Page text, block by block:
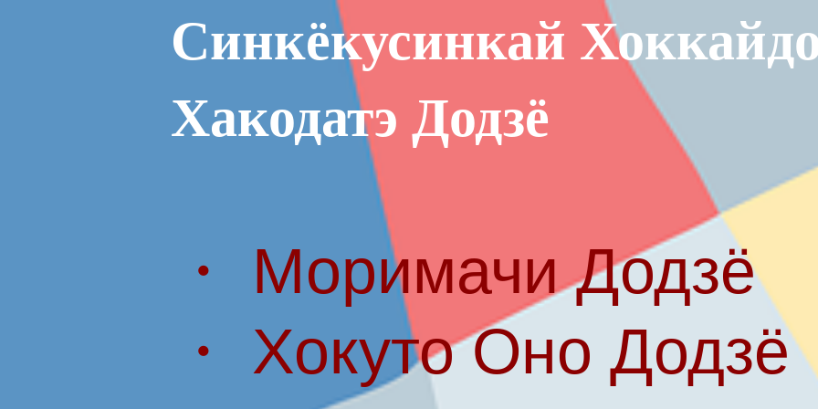
Синкёкусинкай
Хакодатэ Додзё
・ Моримачи Додзё
・ Хокуто Оно Додзё